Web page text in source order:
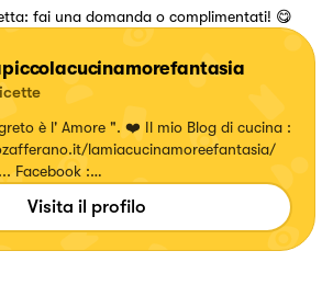
fai una domanda o complimentati! 😋
". ❤️ Il mio Blog di cucina :
lamiacucinamoreefantasia/
:
Lamiacucinapiccolina Pinterest :
https://pin.it/1LdiMRNBe Ti aspettooo!
Visita il profilo